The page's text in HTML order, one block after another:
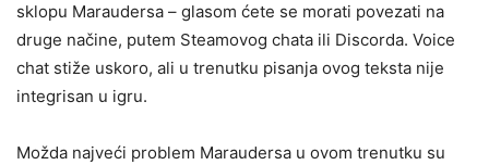
sklopu Maraudersa – glasom ćete se morati povezati na
druge načine, putem Steamovog chata ili Discorda. Voice
chat stiže uskoro, ali u trenutku pisanja ovog teksta nije
integrisan u igru.
Možda najveći problem Maraudersa u ovom trenutku su